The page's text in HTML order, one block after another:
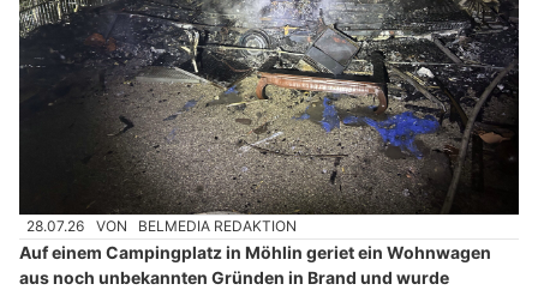
28.07.26 VON BELMEDIA REDAKTION
Auf einem Campingplatz in Möhlin geriet ein Wohnwagen
aus noch unbekannten Gründen in Brand und wurde